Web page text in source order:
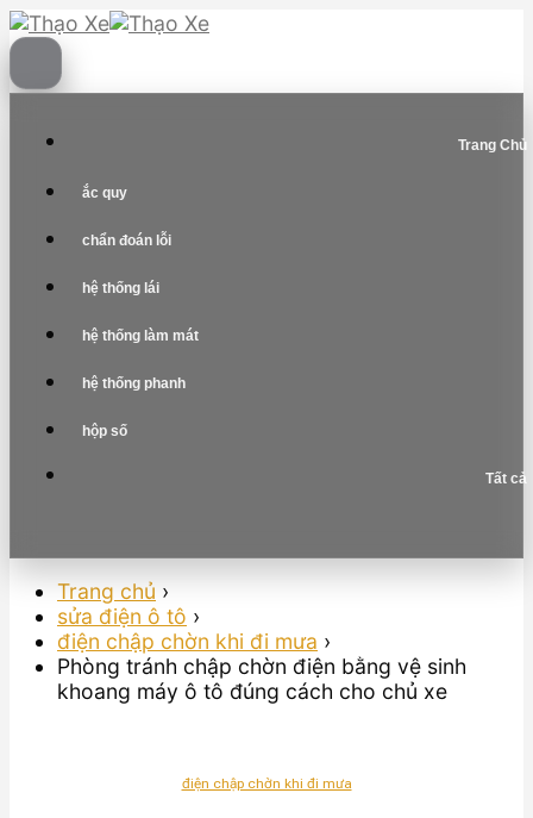
Skip
to
content
Trang Chủ
ắc quy
chẩn đoán lỗi
hệ thống lái
hệ thống làm mát
hệ thống phanh
hộp số
Tất cả
Trang chủ ›
sửa điện ô tô ›
điện chập chờn khi đi mưa ›
Phòng tránh chập chờn điện bằng vệ sinh
khoang máy ô tô đúng cách cho chủ xe
điện chập chờn khi đi mưa